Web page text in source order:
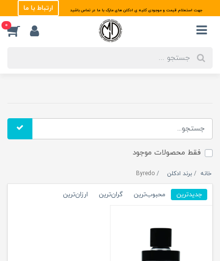
جهت استعلام قیمت و موجودی کلیه ی ادکلن های مارک با ما در تماس باشید ارتباط با ما
0
فقط محصولات موجود
خانه برند ادکلن Byredo
جدیدترین محبوب‌ترین گران‌ترین ارزان‌ترین